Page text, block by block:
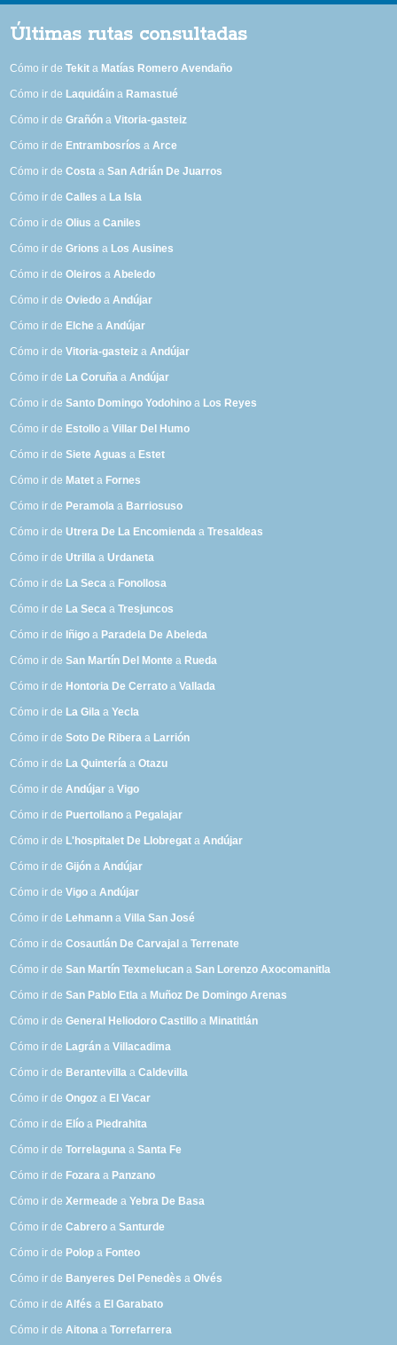
Últimas rutas consultadas
Cómo ir deTekit a Matías Romero Avendaño
Cómo ir de Laquidáin a Ramastué
Cómo ir deGrañón aVitoria-gasteiz
Cómo ir de Entrambosríos aArce
Cómo ir deCosta aSan Adrián De Juarros
Cómo ir deCalles a La Isla
Cómo ir deOlius aCaniles
Cómo ir deGrions a Los Ausines
Cómo ir deOleiros aAbeledo
Cómo ir deOviedo aAndújar
Cómo ir de Elche aAndújar
Cómo ir deVitoria-gasteiz aAndújar
Cómo ir de La Coruña aAndújar
Cómo ir deSanto Domingo Yodohino a Los Reyes
Cómo ir de Estollo aVillar Del Humo
Cómo ir deSiete Aguas a Estet
Cómo ir de Matet a Fornes
Cómo ir de Peramola a Barriosuso
Cómo ir deUtrera De La Encomienda aTresaldeas
Cómo ir deUtrilla aUrdaneta
Cómo ir de La Seca a Fonollosa
Cómo ir de La Seca aTresjuncos
Cómo ir de Iñigo a Paradela De Abeleda
Cómo ir deSan Martín Del Monte a Rueda
Cómo ir de Hontoria De Cerrato aVallada
Cómo ir de La Gila aYecla
Cómo ir deSoto De Ribera a Larrión
Cómo ir de La Quintería aOtazu
Cómo ir deAndújar aVigo
Cómo ir de Puertollano a Pegalajar
Cómo ir de L'hospitalet De Llobregat aAndújar
Cómo ir deGijón aAndújar
Cómo ir deVigo aAndújar
Cómo ir de Lehmann aVilla San José
Cómo ir deCosautlán De Carvajal aTerrenate
Cómo ir deSan Martín Texmelucan aSan Lorenzo Axocomanitla
Cómo ir deSan Pablo Etla a Muñoz De Domingo Arenas
Cómo ir deGeneral Heliodoro Castillo a Minatitlán
Cómo ir de Lagrán aVillacadima
Cómo ir de Berantevilla aCaldevilla
Cómo ir deOngoz a El Vacar
Cómo ir de Elío a Piedrahita
Cómo ir deTorrelaguna aSanta Fe
Cómo ir de Fozara a Panzano
Cómo ir deXermeade aYebra De Basa
Cómo ir deCabrero aSanturde
Cómo ir de Polop a Fonteo
Cómo ir de Banyeres Del Penedès aOlvés
Cómo ir deAlfés a El Garabato
Cómo ir deAitona aTorrefarrera